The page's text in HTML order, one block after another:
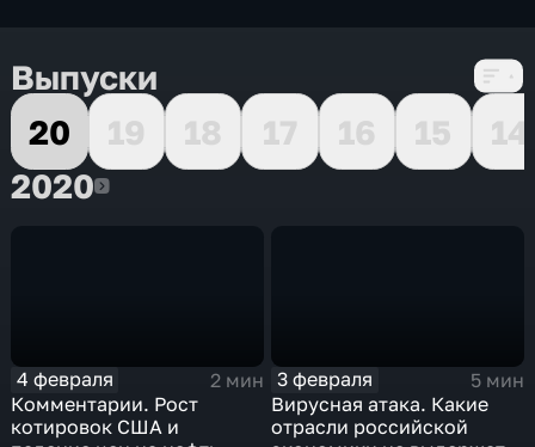
Выпуски
20
19 18 17 16 15
14
20202020
4 февраля
2 мин
Комментарии. Рост
котировок США и
3 февраля
5 мин
Вирусная атака. Какие
отрасли российской